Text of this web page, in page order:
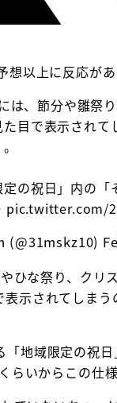
以上に反応があ
は、節分や雛祭
目で表示されて
の祝日」内の「
pic.twitter.com/
(@31mskz10)
ひな祭り、クリ
示されてしまう
地域限定の祝
いからこの仕